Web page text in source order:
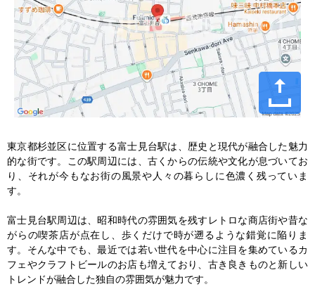
東京都杉並区に位置する富士見台駅は、歴史と現代が融合した魅力
的な街です。この駅周辺には、古くからの伝統や文化が息づいてお
り、それが今もなお街の風景や人々の暮らしに色濃く残っていま
す。
富士見台駅周辺は、昭和時代の雰囲気を残すレトロな商店街や昔な
がらの喫茶店が点在し、歩くだけで時が遡るような錯覚に陥りま
す。そんな中でも、最近では若い世代を中心に注目を集めているカ
フェやクラフトビールのお店も増えており、古き良きものと新しい
トレンドが融合した独自の雰囲気が魅力です。